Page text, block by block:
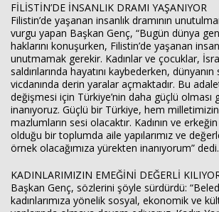
FİLİSTİN’DE İNSANLIK DRAMI YAŞANIYOR
Filistin’de yaşanan insanlık dramının
vurgu yapan Başkan Genç, “Bugün dünya
haklarını konuşurken, Filistin’de yaşanan
unutmamak gerekir. Kadınlar ve çocuklar,
saldırılarında hayatını kaybederken, dünyanın
vicdanında derin yaralar açmaktadır. Bu
değişmesi için Türkiye’nin daha güçlü olması
inanıyoruz. Güçlü bir Türkiye, hem
mazlumların sesi olacaktır. Kadının ve
olduğu bir toplumda aile yapılarımız ve
örnek olacağımıza yürekten inanıyorum” dedi.
KADINLARIMIZIN EMEĞİNİ DEĞERLİ
Başkan Genç, sözlerini şöyle sürdürdü:
kadınlarımıza yönelik sosyal, ekonomik ve